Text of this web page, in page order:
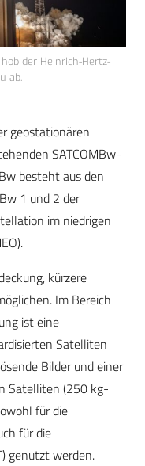
der Heinrich-Hertz-
ab.
geostationären
SATCOMBw-
besteht aus den
1 und 2 der
im niedrigen
kürzere
Im Bereich
ist eine
Satelliten
Bilder und einer
Satelliten (250 kg-
für die
für die
genutzt werden.